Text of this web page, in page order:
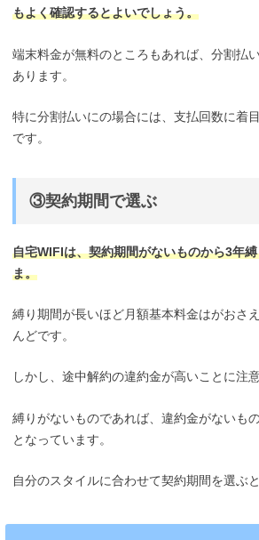
もよく確認するとよいでしょう。
端末料金が無料のところもあれば、分割払
あります。
特に分割払いにの場合には、支払回数に着
です。
③契約期間で選ぶ
自宅WIFIは、契約期間がないものから3年
ま。
縛り期間が長いほど月額基本料金はがおさ
んどです。
しかし、途中解約の違約金が高いことに注意
縛りがないものであれば、違約金がないも
となっています。
自分のスタイルに合わせて契約期間を選ぶ